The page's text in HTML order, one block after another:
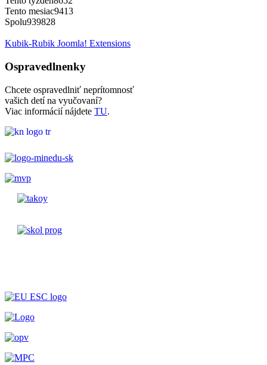
Tento mesiac9413
Spolu939828
Kubik-Rubik Joomla! Extensions
Ospravedlnenky
Chcete ospravedlniť neprítomnosť
vašich detí na vyučovaní?
Viac informácií nájdete TU.